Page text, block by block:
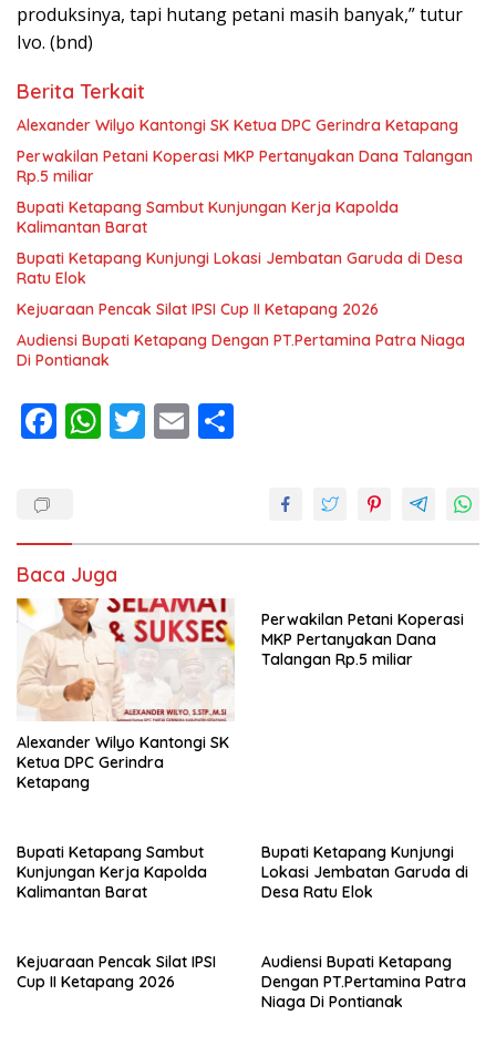
produksinya, tapi hutang petani masih banyak,” tutur
Ivo. (bnd)
Berita Terkait
Alexander Wilyo Kantongi SK Ketua DPC Gerindra Ketapang
Perwakilan Petani Koperasi MKP Pertanyakan Dana Talangan
Rp.5 miliar
Bupati Ketapang Sambut Kunjungan Kerja Kapolda
Kalimantan Barat
Bupati Ketapang Kunjungi Lokasi Jembatan Garuda di Desa
Ratu Elok
Kejuaraan Pencak Silat IPSI Cup II Ketapang 2026
Audiensi Bupati Ketapang Dengan PT.Pertamina Patra Niaga
Di Pontianak
F
o
o
k
W
A
p
p
T E
Baca Juga
Alexander Wilyo Kantongi SK
Ketua DPC Gerindra
Ketapang
Perwakilan Petani Koperasi
MKP Pertanyakan Dana
Talangan Rp.5 miliar
Bupati Ketapang Sambut
Kunjungan Kerja Kapolda
Kalimantan Barat
Bupati Ketapang Kunjungi
Lokasi Jembatan Garuda di
Desa Ratu Elok
Kejuaraan Pencak Silat IPSI
Cup II Ketapang 2026
Audiensi Bupati Ketapang
Dengan PT.Pertamina Patra
Niaga Di Pontianak